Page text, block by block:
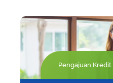
Pengajuan